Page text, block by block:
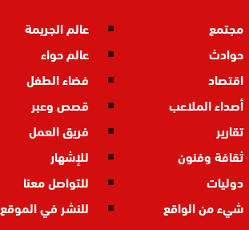
مجتمع
حوادث
اقتصاد
أصداء الملاعب
تقارير
ثقافة وفنون
دوليات
شيء من الواقع
عالم الجريمة
عالم حواء
فضاء الطفل
قصص وعبر
فريق العمل
للإشهار
للتواصل معنا
للنشر في الموقع